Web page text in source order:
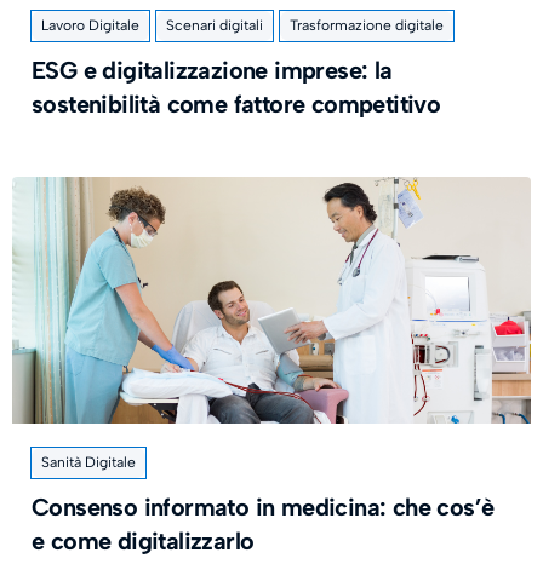
Lavoro Digitale Scenari digitali Trasformazione digitale
ESG e digitalizzazione imprese: la
sostenibilità come fattore competitivo
Sanità Digitale
Consenso informato in medicina: che cos’è
e come digitalizzarlo